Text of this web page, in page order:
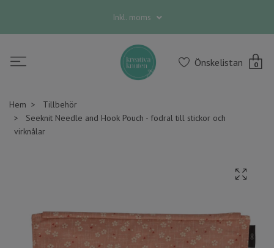
Inkl. moms
Önskelistan 0
Hem
Tillbehör
Seeknit Needle and Hook Pouch - fodral till stickor och
virknålar